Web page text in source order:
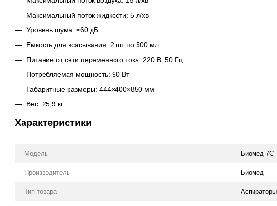
Максимальный поток жидкости: 5 л/хв
Уровень шума: ≤60 дБ
Емкость для всасывания: 2 шт по 500 мл
Питание от сети переменного тока: 220 В, 50 Гц
Потребляемая мощность: 90 Вт
Габаритные размеры: 444×400×850 мм
Вес: 25,9 кг
Характеристики
Модель Биомед 7С
Производитель Биомед
Тип товара Аспираторы